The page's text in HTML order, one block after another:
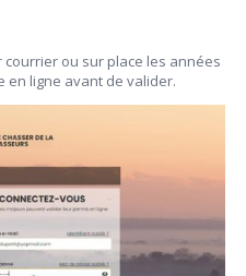
ou sur place les années
en ligne avant de valider.